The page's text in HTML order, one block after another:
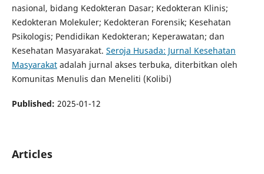
nasional, bidang Kedokteran Dasar; Kedokteran Klinis;
Kedokteran Molekuler; Kedokteran Forensik; Kesehatan
Psikologis; Pendidikan Kedokteran; Keperawatan; dan
Kesehatan Masyarakat. Seroja Husada: Jurnal Kesehatan
Masyarakatadalah jurnal akses terbuka, diterbitkan oleh
Komunitas Menulis dan Meneliti (Kolibi)
Published: 2025-01-12
Articles